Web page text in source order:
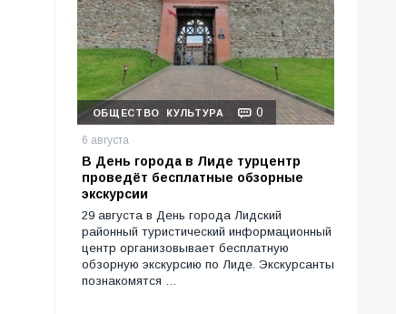
ОБЩЕСТВО КУЛЬТУРА 0
6 августа
В День города в Лиде турцентр
проведёт бесплатные обзорные
экскурсии
29 августа в День города Лидский
районный туристический информационный
центр организовывает бесплатную
обзорную экскурсию по Лиде. Экскурсанты
познакомятся …